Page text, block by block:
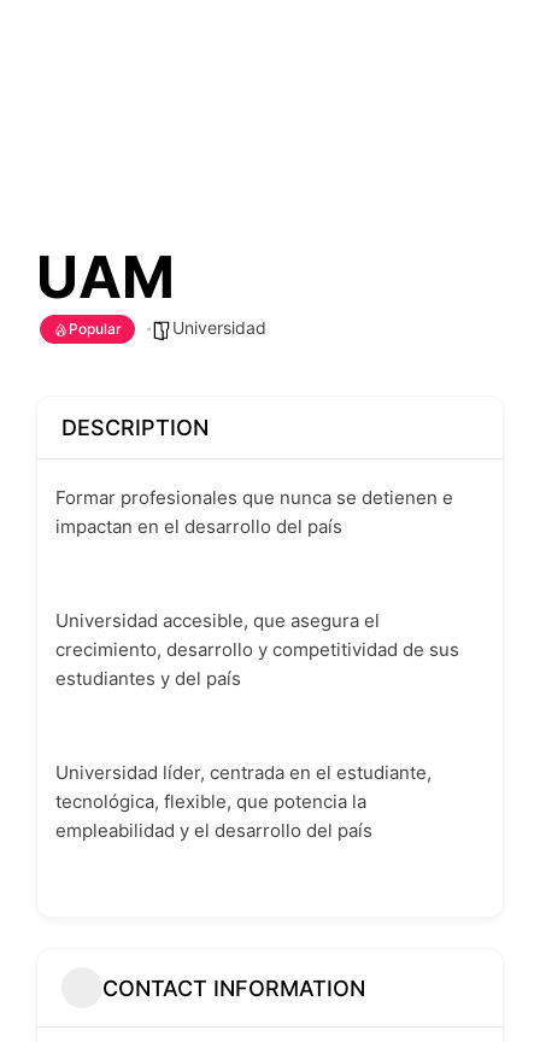
UAM
Popular Universidad
DESCRIPTION
Formar profesionales que nunca se detienen e
impactan en el desarrollo del país
Universidad accesible, que asegura el
crecimiento, desarrollo y competitividad de sus
estudiantes y del país
Universidad líder, centrada en el estudiante,
tecnológica, flexible, que potencia la
empleabilidad y el desarrollo del país
CONTACT INFORMATION